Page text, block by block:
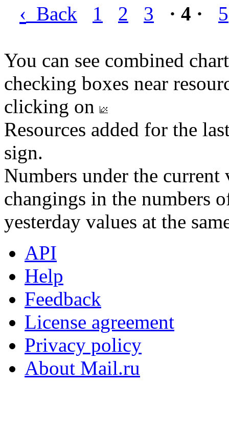
‹ Back 1 2 3 · 4 · 5
You can see combined
checking boxes near
clicking on
Resources added for the
sign.
Numbers under the
changings in the numbers
yesterday values at the
API
Help
Feedback
License agreement
Privacy policy
About Mail.ru